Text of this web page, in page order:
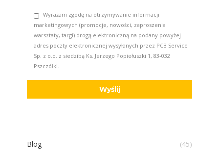
Wyrażam zgodę na otrzymywanie informacji
marketingowych (promocje, nowości, zaproszenia
warsztaty, targi) drogą elektroniczną na podany powyżej
adres poczty elektronicznej wysyłanych przez PCB Service
Sp. z o.o. z siedzibą Ks. Jerzego Popiełuszki 1, 83-032
Pszczółki.
Blog
(45)